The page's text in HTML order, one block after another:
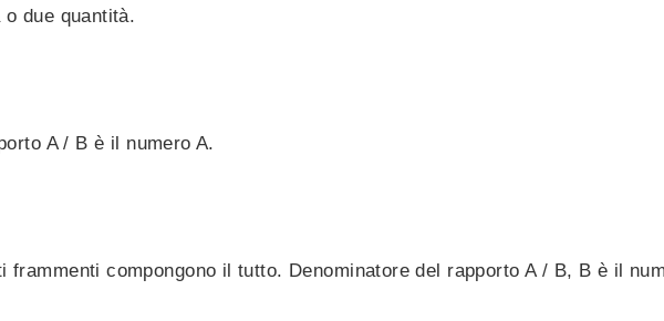
due quantità.
A / B è il numero A.
frammenti compongono il tutto. Denominatore del rapporto A / B, B è il